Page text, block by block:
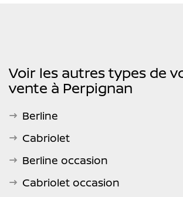
Voir les autres types de
vente à Perpignan
Berline
Cabriolet
Berline occasion
Cabriolet occasion